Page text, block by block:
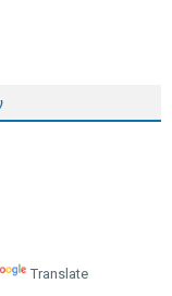
Translate